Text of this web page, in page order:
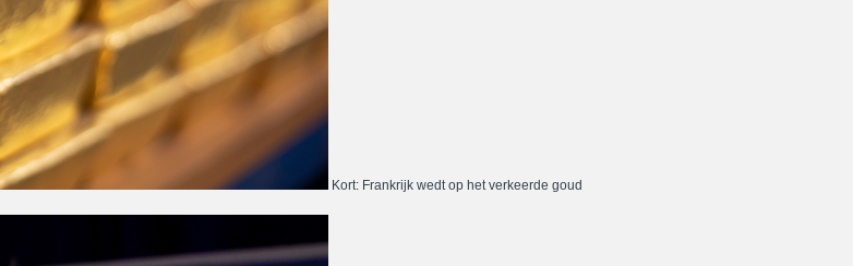
Kort: Frankrijk wedt op het verkeerde goud